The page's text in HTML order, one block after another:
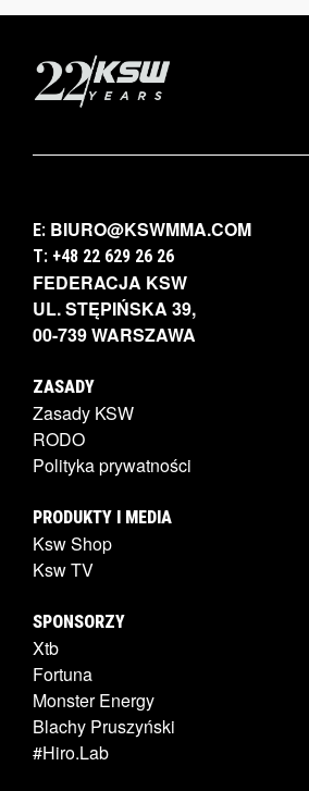
E: BIURO@KSWMMA.COM
T: +48 22 629 26 26
FEDERACJA KSW
UL. STĘPIŃSKA 39,
00-739 WARSZAWA
ZASADY
Zasady KSW
RODO
Polityka prywatności
PRODUKTY I MEDIA
Ksw Shop
Ksw TV
SPONSORZY
Xtb
Fortuna
Monster Energy
Blachy Pruszyński
#Hiro.Lab